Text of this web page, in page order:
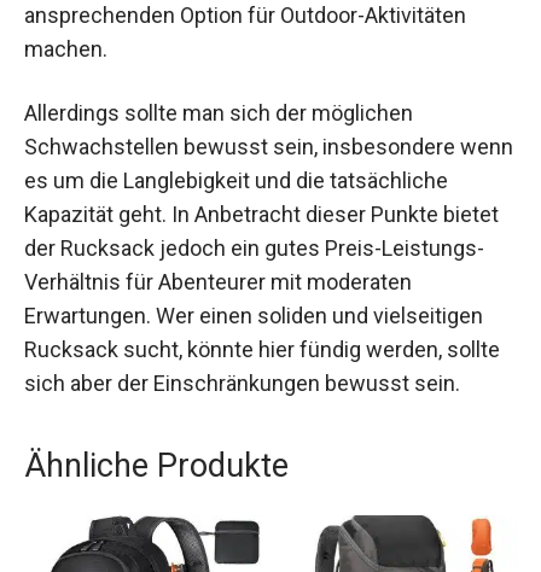
ansprechenden Option für Outdoor-Aktivitäten
machen.
Allerdings sollte man sich der möglichen
Schwachstellen bewusst sein, insbesondere wenn
es um die Langlebigkeit und die tatsächliche
Kapazität geht. In Anbetracht dieser Punkte bietet
der Rucksack jedoch ein gutes Preis-Leistungs-
Verhältnis für Abenteurer mit moderaten
Erwartungen. Wer einen soliden und vielseitigen
Rucksack sucht, könnte hier fündig werden, sollte
sich aber der Einschränkungen bewusst sein.
Ähnliche Produkte